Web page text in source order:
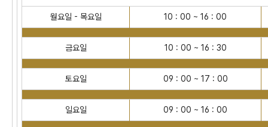
월요일 - 목요일 10 : 00 ~ 16 : 00
금요일 10 : 00 ~ 16 : 30
토요일 09 : 00 ~ 17 : 00
일요일 09 : 00 ~ 16 : 00